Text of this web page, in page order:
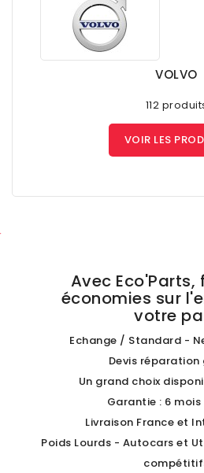
VOLVO
112
VOIR LES
Avec
économies sur
votre
Echange / Standard -
Devis
Un grand choix
Garantie : 6 mois
Livraison France et
Poids Lourds - Autocars et